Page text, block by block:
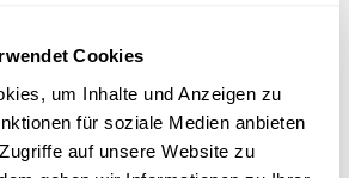
Cookies
um Inhalte und Anzeigen zu
für soziale Medien anbieten
auf unsere Website zu
in der Sowjetunion,
jüdischen Eltern fliehen
Wolf nach Deutschland
1951 in der Moskauer DDR-
ist er maßgeblich am